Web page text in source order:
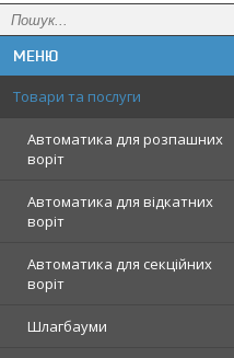
Товари та послуги
Автоматика для розпашних
воріт
Автоматика для відкатних
воріт
Автоматика для секційних
воріт
Шлагбауми